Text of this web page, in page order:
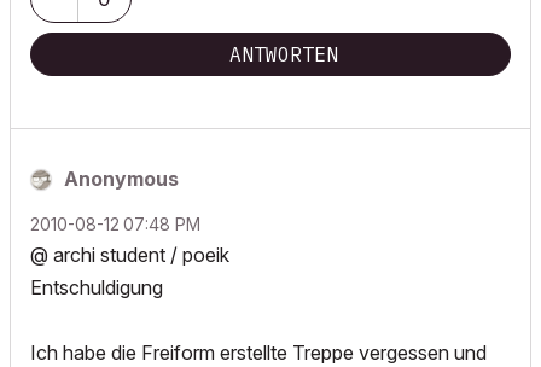
ANTWORTEN
Anonymous
‎2010-08-12 07:48 PM
@ archi student / poeik
Entschuldigung
Ich habe die Freiform erstellte Treppe vergessen und